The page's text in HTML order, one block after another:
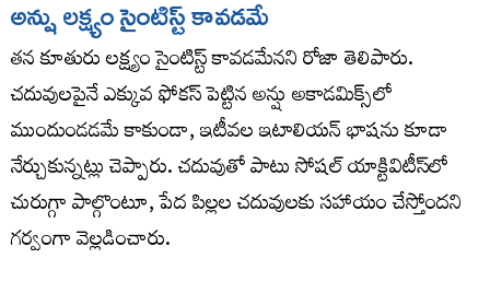
అన్షు లక్ష్యం సైంటిస్ట్ కావడమే
తన కూతురు లక్ష్యం సైంటిస్ట్ కావడమేనని రోజా తెలిపారు.
చదువులపైనే ఎక్కువ ఫోకస్ పెట్టిన అన్షు అకాడమిక్స్‌లో
ముందుండడమే కాకుండా, ఇటీవల ఇటాలియన్ భాషను కూడా
నేర్చుకున్నట్లు చెప్పారు. చదువుతో పాటు సోషల్ యాక్టివిటీస్‌లో
చురుగ్గా పాల్గొంటూ, పేద పిల్లల చదువులకు సహాయం చేస్తోందని
గర్వంగా వెల్లడించారు.